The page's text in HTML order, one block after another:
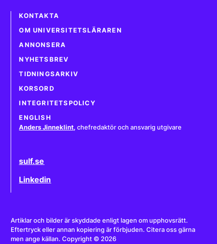
KONTAKTA
OM UNIVERSITETSLÄRAREN
ANNONSERA
NYHETSBREV
TIDNINGSARKIV
KORSORD
INTEGRITETSPOLICY
ENGLISH
Anders Jinneklint, chefredaktör och ansvarig utgivare
sulf.se
Linkedin
Artiklar och bilder är skyddade enligt lagen om upphovsrätt.
Eftertryck eller annan kopiering är förbjuden. Citera oss gärna
men ange källan. Copyright © 2026